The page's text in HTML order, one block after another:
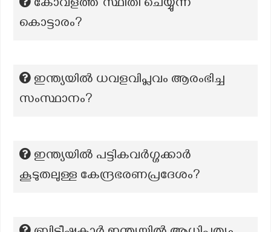
കോവളത്ത് സ്ഥിതി ചെയ്യുന്ന
കൊട്ടാരം?
ഇന്ത്യയിൽ ധവളവിപ്ലവം ആരംഭിച്ച
സംസ്ഥാനം?
ഇന്ത്യയിൽ പട്ടികവർഗ്ഗക്കാർ
കൂടുതലുള്ള കേന്ദ്രഭരണപ്രദേശം?